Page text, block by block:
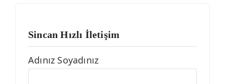
Sincan Hızlı İletişim
Adınız Soyadınız